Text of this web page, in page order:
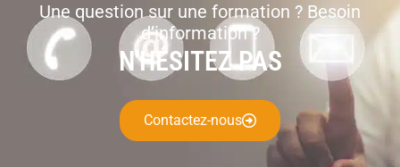
Une question sur une formation ? Besoin
d’information ?
N'HÉSITEZ PAS
Contactez-nous